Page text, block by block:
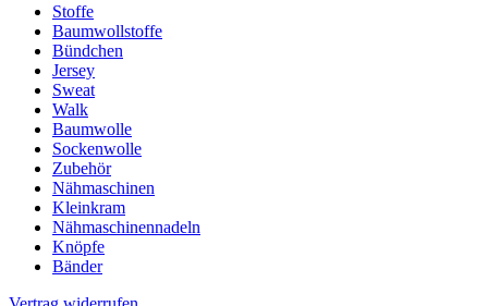
Stoffe
Baumwollstoffe
Bündchen
Jersey
Sweat
Walk
Baumwolle
Sockenwolle
Zubehör
Nähmaschinen
Kleinkram
Nähmaschinennadeln
Knöpfe
Bänder